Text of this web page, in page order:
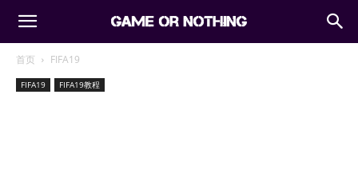
首页 FIFA19
FIFA19 FIFA19教程